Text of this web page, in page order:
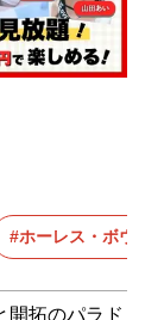
ホーレス・ボウダー
拓のパラド